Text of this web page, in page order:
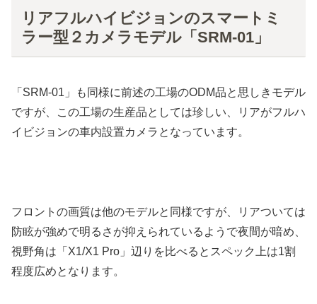
リアフルハイビジョンのスマートミ
ラー型２カメラモデル「SRM-01」
「SRM-01」も同様に前述の工場のODM品と思しきモデル
ですが、この工場の生産品としては珍しい、リアがフルハ
イビジョンの車内設置カメラとなっています。
フロントの画質は他のモデルと同様ですが、リアついては
防眩が強めで明るさが抑えられているようで夜間が暗め、
視野角は「X1/X1 Pro」辺りを比べるとスペック上は1割
程度広めとなります。